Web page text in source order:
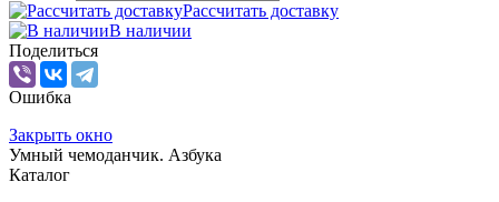
Рассчитать доставку
В наличии
Поделиться
Ошибка
Закрыть окно
Умный чемоданчик. Азбука
Каталог